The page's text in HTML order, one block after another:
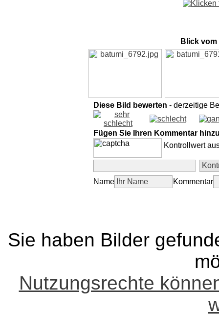
Blick
Diese Bild bewerten - derzeitige
Fügen Sie Ihren Kommentar
Kontrollwert
Name Kommentar
Sie haben Bilder
Nutzungsrechte